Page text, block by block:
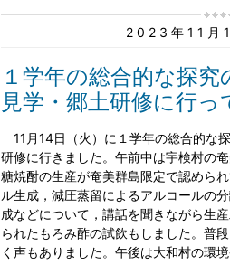
2023年11月
１学年の総合的な探
見学・郷土研修に行
11月14日（火）に１学年の総合的な
研修に行きました。午前中は宇検村の
糖焼酎の生産が奄美群島限定で認めら
ル生成，減圧蒸留によるアルコールの
成などについて，講話を聞きながら生
られたもろみ酢の試飲もしました。普
く声もありました。午後は大和村の環